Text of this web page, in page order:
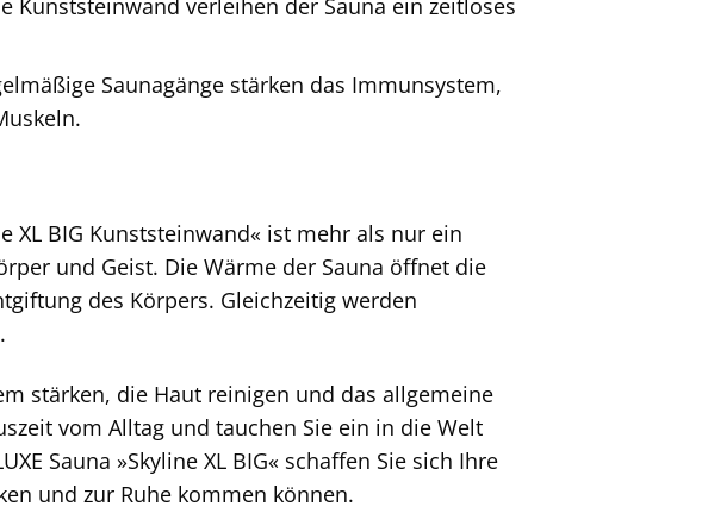
Kunststeinwand verleihen der Sauna ein zeitloses
Saunagänge stärken das Immunsystem,
XL BIG Kunststeinwand« ist mehr als nur ein
und Geist. Die Wärme der Sauna öffnet die
des Körpers. Gleichzeitig werden
stärken, die Haut reinigen und das allgemeine
vom Alltag und tauchen Sie ein in die Welt
Sauna »Skyline XL BIG« schaffen Sie sich Ihre
und zur Ruhe kommen können.